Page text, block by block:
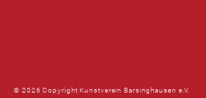
© 2026 Copyright Kunstverein Barsinghausen e.V.